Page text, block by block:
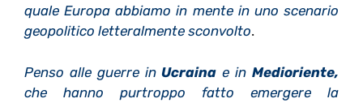
quale Europa abbiamo in mente in uno scenario
geopolitico letteralmente sconvolto.
Penso alle guerre inUcraina e inMedioriente,
che hanno purtroppo fatto emergere la